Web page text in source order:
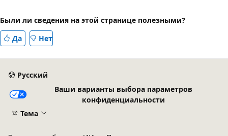
Были ли сведения на этой странице полезными?
Да
Нет
Русский
Ваши варианты выбора параметров
конфиденциальности
Тема